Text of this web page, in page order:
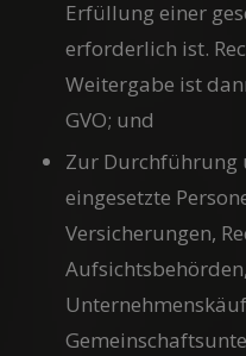
Erfüllung einer
erforderlich ist.
Weitergabe ist
GVO; und
Zur Durchführung
eingesetzte
Versicherungen,